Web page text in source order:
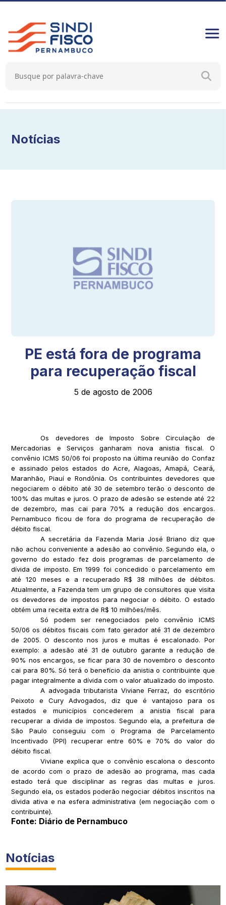
Notícias
PE está fora de programa
para recuperação fiscal
5 de agosto de 2006
Os devedores de Imposto Sobre Circulação de
Mercadorias e Serviços ganharam nova anistia fiscal. O
convênio ICMS 50/06 foi proposto na última reunião do Confaz
e assinado pelos estados do Acre, Alagoas, Amapá, Ceará,
Maranhão, Piauí e Rondônia. Os contribuintes devedores que
negociarem o débito até 30 de setembro terão o desconto de
100% das multas e juros. O prazo de adesão se estende até 22
de dezembro, mas cai para 70% a redução dos encargos.
Pernambuco ficou de fora do programa de recuperação de
débito fiscal.
A secretária da Fazenda Maria José Briano diz que
não achou conveniente a adesão ao convênio. Segundo ela, o
governo do estado fez dois programas de parcelamento de
dívida de imposto. Em 1999 foi concedido o parcelamento em
até 120 meses e a recuperado R$ 38 milhões de débitos.
Atualmente, a Fazenda tem um grupo de consultores que visita
os devedores de impostos para negociar o débito. O estado
obtém uma receita extra de R$ 10 milhões/mês.
Só podem ser renegociados pelo convênio ICMS
50/06 os débitos fiscais com fato gerador até 31 de dezembro
de 2005. O desconto nos juros e multas é escalonado. Por
exemplo: a adesão até 31 de outubro garante a redução de
90% nos encargos, se ficar para 30 de novembro o desconto
cai para 80%. Só terá o benefício da anistia o contribuinte que
pagar integralmente a dívida com o valor atualizado do imposto.
A advogada tributarista Viviane Ferraz, do escritório
Peixoto e Cury Advogados, diz que é vantajoso para os
estados e municípios concederem a anistia fiscal para
recuperar a dívida de impostos. Segundo ela, a prefeitura de
São Paulo conseguiu com o Programa de Parcelamento
Incentivado (PPI) recuperar entre 60% e 70% do valor do
débito fiscal.
Viviane explica que o convênio escalona o desconto
de acordo com o prazo de adesão ao programa, mas cada
estado terá que disciplinar as regras das multas e juros.
Segundo ela, os estados poderão negociar débitos inscritos na
dívida ativa e na esfera administrativa (em negociação com o
contribuinte).
Fonte: Diário de Pernambuco
Notícias